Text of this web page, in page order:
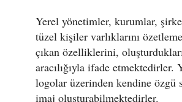
Yerel yönetimler, kurumlar,
tüzel kişiler varlıklarını
çıkan özelliklerini,
aracılığıyla ifade etmektedirler.
logolar üzerinden kendine özgü
imaj oluşturabilmektedirler.